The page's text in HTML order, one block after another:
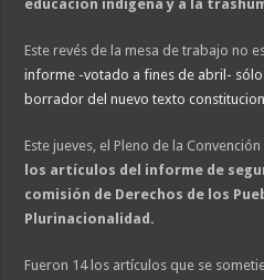
educación indígena y a la
Este revés de la mesa de trabajo no
informe -votado a fines de abril- sólo
borrador del nuevo texto
Este jueves, el Pleno de la
los artículos del informe de
comisión de Derechos de los
Plurinacionalidad.
Fueron 14 los artículos que se